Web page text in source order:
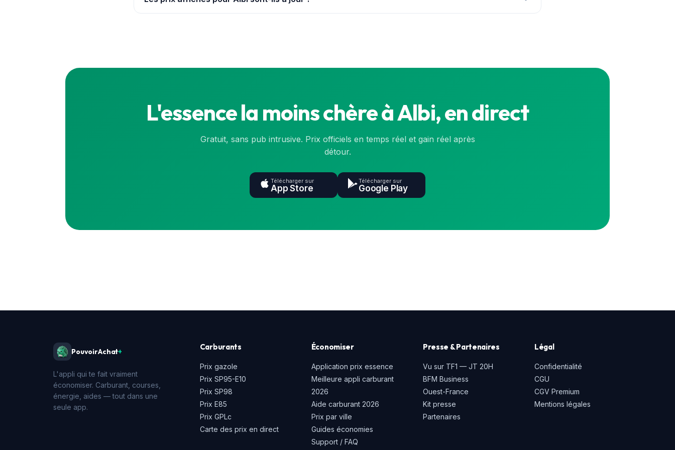
L'essence la moins chère à Albi, en direct
Gratuit, sans pub intrusive. Prix officiels en temps réel et gain réel après
détour.
Télécharger sur
App Store
Télécharger sur
Google Play
PouvoirAchat+
L'appli qui te fait vraiment
économiser. Carburant, courses,
énergie, aides — tout dans une
seule app.
Carburants
Prix gazole
Prix SP95-E10
Prix SP98
Prix E85
Prix GPLc
Carte des prix en direct
Économiser
Application prix essence
Meilleure appli carburant
2026
Aide carburant 2026
Prix par ville
Guides économies
Support / FAQ
Presse & Partenaires
Vu sur TF1 — JT 20H
BFM Business
Ouest-France
Kit presse
Partenaires
Légal
Confidentialité
CGU
CGV Premium
Mentions légales